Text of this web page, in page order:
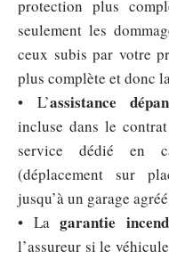
protection plus
seulement les
ceux subis par votre
plus complète et donc
• L’assistance
incluse dans le
service dédié en
(déplacement sur
jusqu’à un garage
• Lagarantie
l’assureur si le